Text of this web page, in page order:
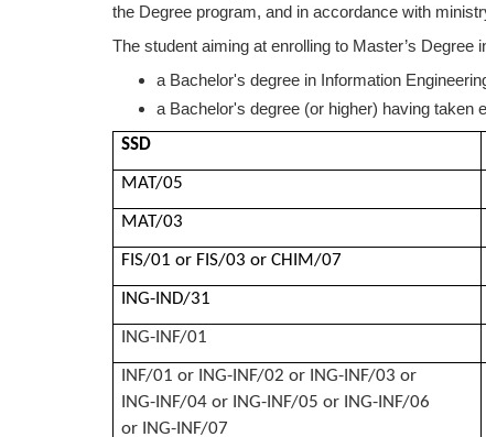
the Degree program, and in accordance with
The student aiming at enrolling to Master’s
a Bachelor's degree in Information
a Bachelor's degree (or higher) having taken
SSD
MAT/05
MAT/03
FIS/01 or FIS/03 or CHIM/07
ING-IND/31
ING-INF/01
INF/01 or ING-INF/02 or ING-INF/03 or
ING-INF/04 or ING-INF/05 or ING-INF/06
or ING-INF/07